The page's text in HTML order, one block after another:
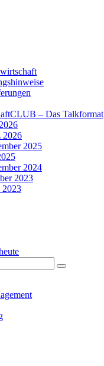
– Das Talkformat
2026
2025
2024
2023